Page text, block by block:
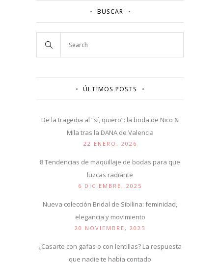
BUSCAR
ÚLTIMOS POSTS
De la tragedia al “sí, quiero”: la boda de Nico &
Mila tras la DANA de Valencia
22 ENERO, 2026
8 Tendencias de maquillaje de bodas para que
luzcas radiante
6 DICIEMBRE, 2025
Nueva colección Bridal de Sibilina: feminidad,
elegancia y movimiento
20 NOVIEMBRE, 2025
¿Casarte con gafas o con lentillas? La respuesta
que nadie te había contado